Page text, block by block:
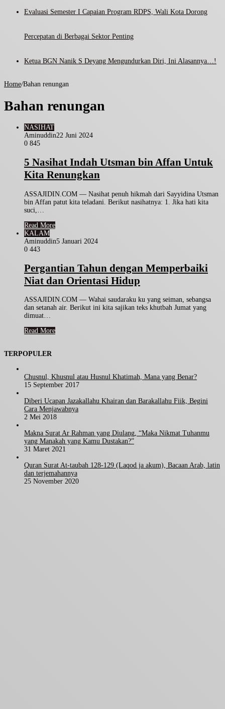
Evaluasi Semester I Capaian Program RDPS, Wali Kota Dorong
Percepatan di Berbagai Sektor Penting
Ketua BGN Nanik S Deyang Mengundurkan Diri, Ini Alasannya…!
Home/Bahan renungan
Bahan renungan
NASIHAT
Aminuddin22 Juni 2024
0 845
5 Nasihat Indah Utsman bin Affan Untuk
Kita Renungkan
ASSAJIDIN.COM — Nasihat penuh hikmah dari Sayyidina Utsman
bin Affan patut kita teladani. Berikut nasihatnya: 1. Jika hati kita
suci,…
Read More
KALAM
Aminuddin5 Januari 2024
0 443
Pergantian Tahun dengan Memperbaiki
Niat dan Orientasi Hidup
ASSAJIDIN.COM — Wahai saudaraku ku yang seiman, sebangsa
dan setanah air. Berikut ini kita sajikan teks khutbah Jumat yang
dimuat…
Read More
TERPOPULER
Chusnul, Khusnul atau Husnul Khatimah, Mana yang Benar?
15 September 2017
Diberi Ucapan Jazakallahu Khairan dan Barakallahu Fiik, Begini
Cara Menjawabnya
2 Mei 2018
Makna Surat Ar Rahman yang Diulang, “Maka Nikmat Tuhanmu
yang Manakah yang Kamu Dustakan?”
31 Maret 2021
Quran Surat At-taubah 128-129 (Laqod ja akum), Bacaan Arab, latin
dan terjemahannya
25 November 2020